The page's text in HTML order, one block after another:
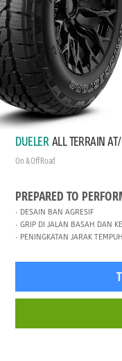
DUELER ALL TERRAIN
On & Off Road
PREPARED TO
DESAIN BAN AGRESIF
GRIP DI JALAN BASAH DAN
PENINGKATAN JARAK TEMPUH